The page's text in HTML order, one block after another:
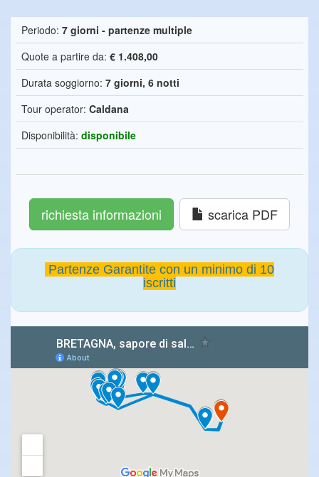
Periodo: 7 giorni - partenze multiple
Quote a partire da: € 1.408,00
Durata soggiorno: 7 giorni, 6 notti
Tour operator: Caldana
Disponibilità: disponibile
richiesta informazioni scarica PDF
Partenze Garantite con un minimo di 10
iscritti